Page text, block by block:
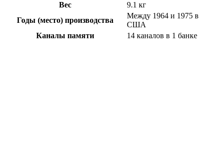
Вес
9.1 кг
Годы (место) производства
Между 1964 и 1975 в
США
Каналы памяти
14 каналов в 1 банке